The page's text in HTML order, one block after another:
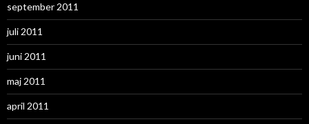
september 2011
juli 2011
juni 2011
maj 2011
april 2011